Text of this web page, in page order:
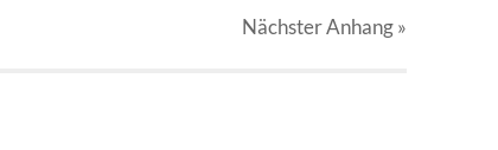
NächsterAnhang»